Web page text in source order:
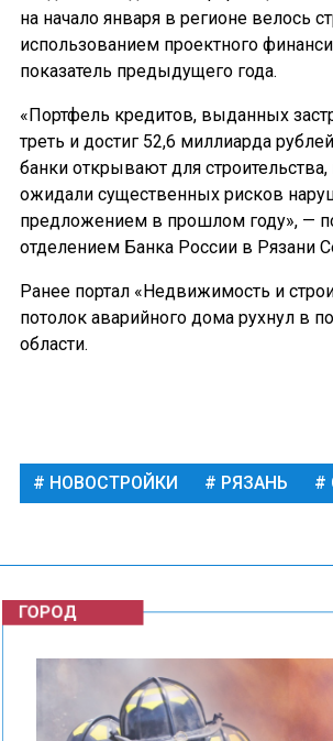
на начало января в регионе велось
использованием проектного
показатель предыдущего года.
«Портфель кредитов, выданных
треть и достиг 52,6 миллиарда
банки открывают для
ожидали существенных рисков
предложением в прошлом году», —
отделением Банка России в Рязани
Ранее портал «Недвижимость и
потолок аварийного дома рухнул в
области.
НОВОСТРОЙКИ РЯЗАНЬ
ГОРОД